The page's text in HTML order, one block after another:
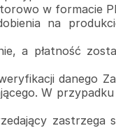
w formacie
na
a płatność
danego
W